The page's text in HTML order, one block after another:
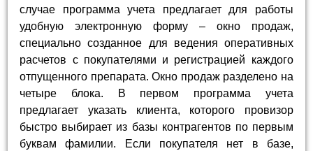
случае программа учета предлагает для работы
удобную электронную форму – окно продаж,
специально созданное для ведения оперативных
расчетов с покупателями и регистрацией каждого
отпущенного препарата. Окно продаж разделено на
четыре блока. В первом программа учета
предлагает указать клиента, которого провизор
быстро выбирает из базы контрагентов по первым
буквам фамилии. Если покупателя нет в базе,